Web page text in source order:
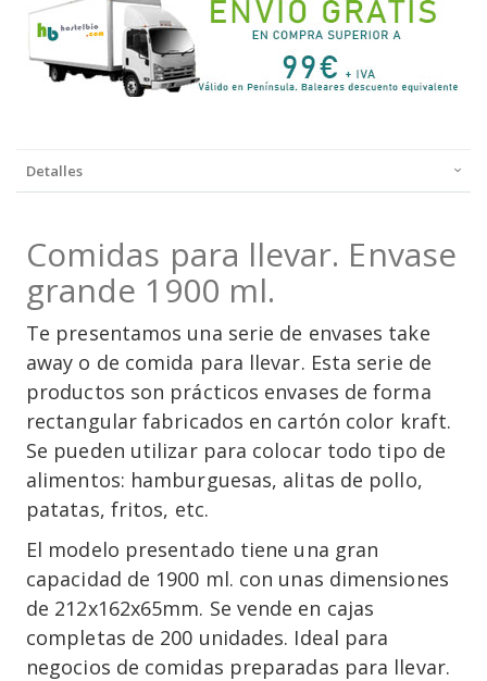
Detalles
Comidas para llevar. Envase
grande 1900 ml.
Te presentamos una serie de envases take
away o de comida para llevar. Esta serie de
productos son prácticos envases de forma
rectangular fabricados en cartón color kraft.
Se pueden utilizar para colocar todo tipo de
alimentos: hamburguesas, alitas de pollo,
patatas, fritos, etc.
El modelo presentado tiene una gran
capacidad de 1900 ml. con unas dimensiones
de 212x162x65mm. Se vende en cajas
completas de 200 unidades. Ideal para
negocios de comidas preparadas para llevar.